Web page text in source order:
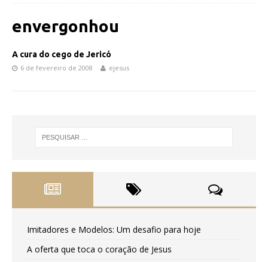
envergonhou
A cura do cego de Jericó
6 de fevereiro de 2008 ejesus
Imitadores e Modelos: Um desafio para hoje
A oferta que toca o coração de Jesus